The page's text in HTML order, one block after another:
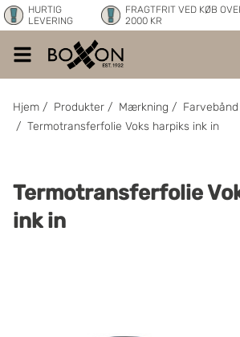
HURTIG
LEVERING
FRAGTFRIT VED KØB
2000 KR
Hjem / Produkter / Mærkning / Farvebånd
/ Termotransferfolie Voks harpiks ink in
Termotransferfolie
ink in